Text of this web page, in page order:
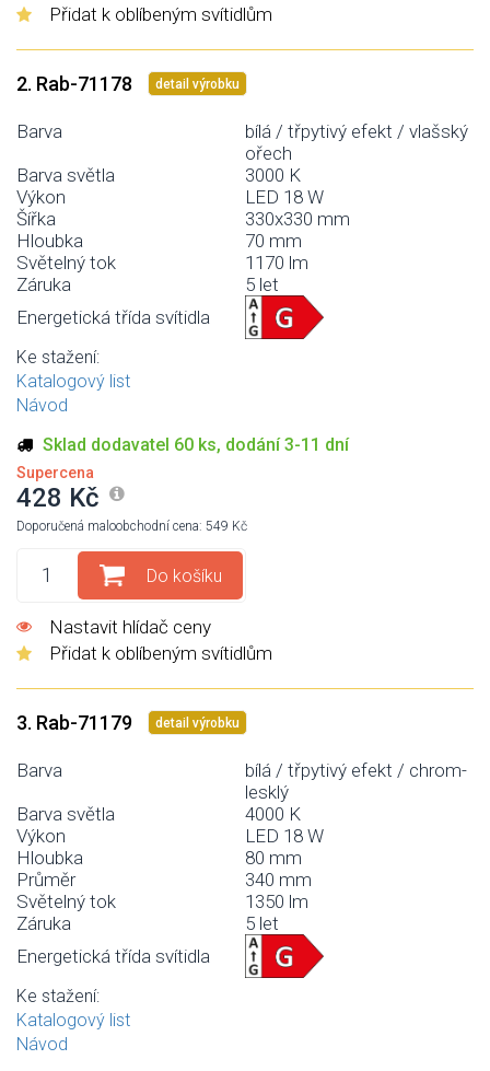
Přidat k oblíbeným svítidlům
2. Rab-71178 detail výrobku
Barva
bílá / třpytivý efekt / vlašský
ořech
Barva světla
3000 K
Výkon
LED 18 W
Šířka
330x330 mm
Hloubka
70 mm
Světelný tok
1170 lm
Záruka
5 let
Energetická třída svítidla
Ke stažení:
Katalogový list
Návod
Sklad dodavatel 60 ks, dodání 3-11 dní
Supercena
428 Kč
Doporučená maloobchodní cena: 549 Kč
Do košíku
Nastavit hlídač ceny
Přidat k oblíbeným svítidlům
3. Rab-71179 detail výrobku
Barva
bílá / třpytivý efekt / chrom-
lesklý
Barva světla
4000 K
Výkon
LED 18 W
Hloubka
80 mm
Průměr
340 mm
Světelný tok
1350 lm
Záruka
5 let
Energetická třída svítidla
Ke stažení:
Katalogový list
Návod